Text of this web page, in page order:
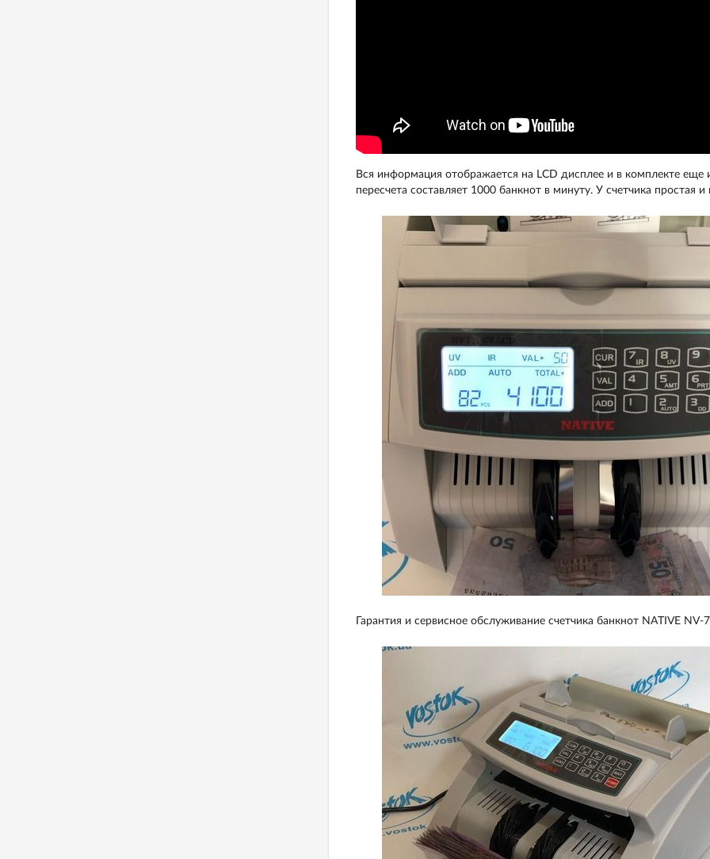
Вся информация отображается на LCD дисплее и в комплекте
пересчета составляет 1000 банкнот в минуту. У счетчика простая
Гарантия и сервисное обслуживание счетчика банкнот NATIVE NV-